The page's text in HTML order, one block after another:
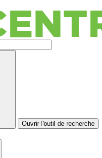
Ouvrir l'outil de recherche